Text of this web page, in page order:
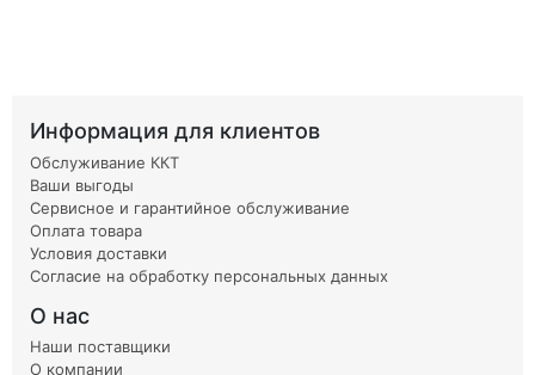
Информация для клиентов
Обслуживание ККТ
Ваши выгоды
Сервисное и гарантийное обслуживание
Оплата товара
Условия доставки
Согласие на обработку персональных данных
О нас
Наши поставщики
О компании